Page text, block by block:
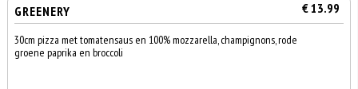
GREENERY € 13.99
30cm pizza met tomatensaus en 100% mozzarella, champignons, rode
groene paprika en broccoli